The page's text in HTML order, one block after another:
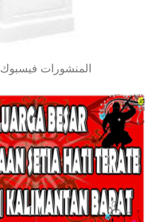
Persaudaraan Setia Hati Terate المنشورات فيسبوك